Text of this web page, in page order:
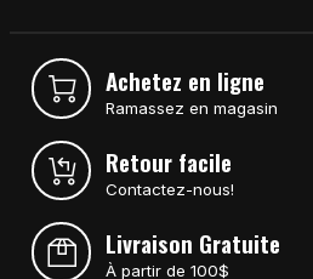
Achetez en ligne
Ramassez en magasin
Retour facile
Contactez-nous!
Livraison Gratuite
À partir de 100$